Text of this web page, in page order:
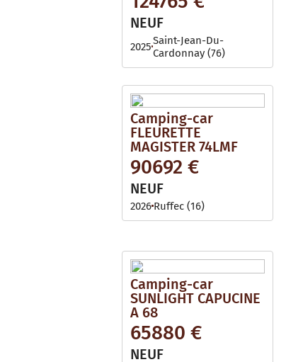
NEUF
2025Saint-Jean-Du-
Cardonnay (76)
Camping-car
FLEURETTE
MAGISTER 74LMF
90692 €
NEUF
2026 Ruffec (16)
Camping-car
SUNLIGHT CAPUCINE
A 68
65880 €
NEUF